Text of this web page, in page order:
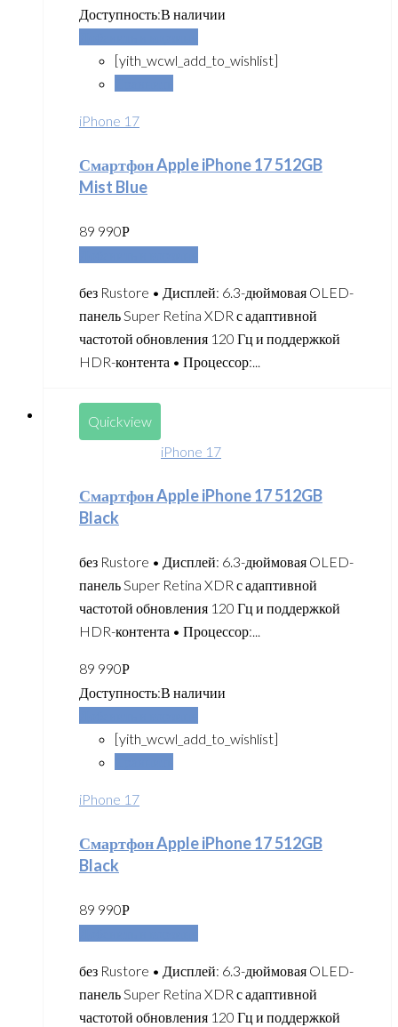
Доступность:В наличии
[yith_wcwl_add_to_wishlist]
iPhone 17
Смартфон Apple iPhone 17 512GB
Mist Blue
89 990Р
без Rustore • Дисплей: 6.3-дюймовая OLED-
панель Super Retina XDR с адаптивной
частотой обновления 120 Гц и поддержкой
HDR-контента • Процессор:...
Quickview
iPhone 17
Смартфон Apple iPhone 17 512GB
Black
без Rustore • Дисплей: 6.3-дюймовая OLED-
панель Super Retina XDR с адаптивной
частотой обновления 120 Гц и поддержкой
HDR-контента • Процессор:...
89 990Р
Доступность:В наличии
[yith_wcwl_add_to_wishlist]
iPhone 17
Смартфон Apple iPhone 17 512GB
Black
89 990Р
без Rustore • Дисплей: 6.3-дюймовая OLED-
панель Super Retina XDR с адаптивной
частотой обновления 120 Гц и поддержкой